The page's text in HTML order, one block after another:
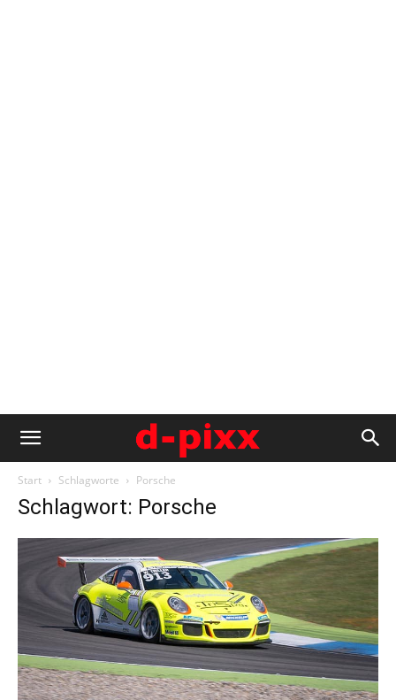
Start Schlagworte Porsche
Schlagwort: Porsche